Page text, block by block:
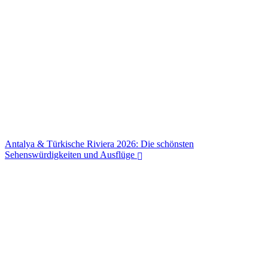
Antalya & Türkische Riviera 2026: Die schönsten
Sehenswürdigkeiten und Ausflüge